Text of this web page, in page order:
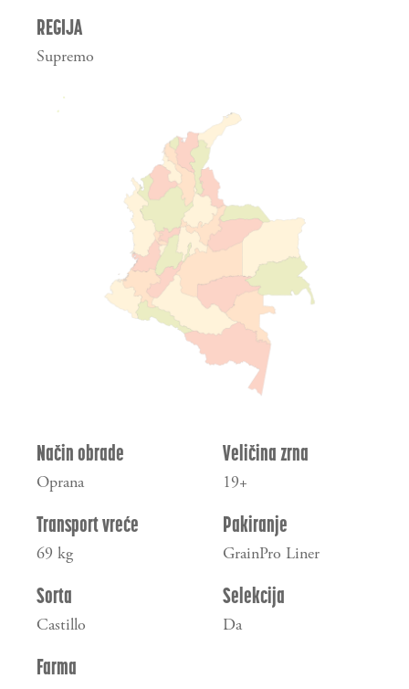
REGIJA
Supremo
Način obrade
Oprana
Veličina zrna
19+
Transport vreće
69 kg
Pakiranje
GrainPro Liner
Sorta
Castillo
Selekcija
Da
Farma